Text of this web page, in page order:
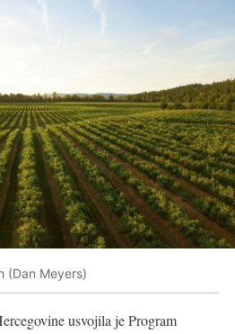
(Dan Meyers)
usvojila je Program